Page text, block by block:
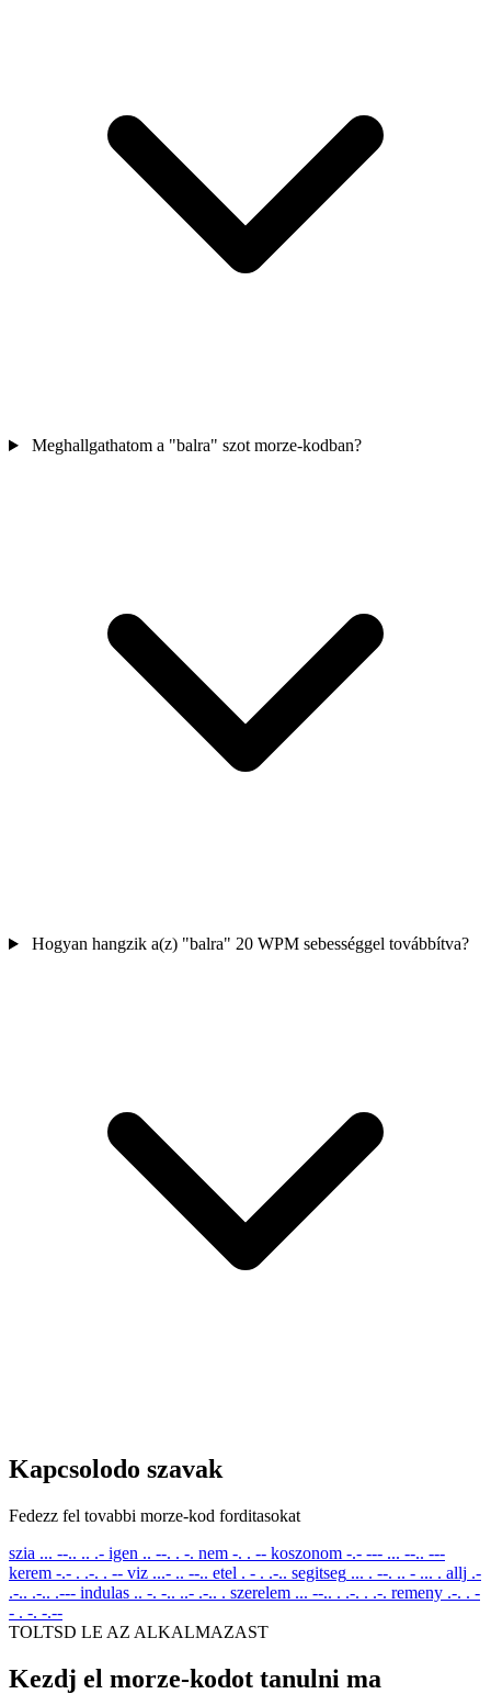
Meghallgathatom a "balra" szot morze-kodban?
Hogyan hangzik a(z) "balra" 20 WPM sebességgel továbbítva?
Kapcsolodo szavak
Fedezz fel tovabbi morze-kod forditasokat
szia ... --.. .. .- igen .. --. . -. nem -. . -- koszonom -.- --- ... --.. ---
kerem -.- . .-. . -- viz ...- .. --.. etel . - . .-.. segitseg ... . --. .. - ... . allj .-
.-.. .-.. .--- indulas .. -. -.. ..- .-.. . szerelem ... --.. . .-. . .-. remeny .-. . -
- . -. -.--
TOLTSD LE AZ ALKALMAZAST
Kezdj el morze-kodot tanulni ma